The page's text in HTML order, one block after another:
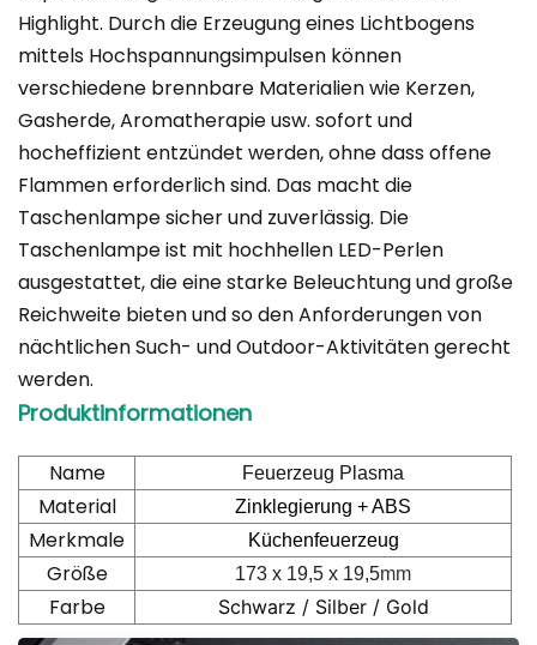
Highlight. Durch die Erzeugung eines Lichtbogens
mittels Hochspannungsimpulsen können
verschiedene brennbare Materialien wie Kerzen,
Gasherde, Aromatherapie usw. sofort und
hocheffizient entzündet werden, ohne dass offene
Flammen erforderlich sind. Das macht die
Taschenlampe sicher und zuverlässig. Die
Taschenlampe ist mit hochhellen LED-Perlen
ausgestattet, die eine starke Beleuchtung und große
Reichweite bieten und so den Anforderungen von
nächtlichen Such- und Outdoor-Aktivitäten gerecht
werden.
Produktinformationen
Name Feuerzeug Plasma
Material Zinklegierung + ABS
Merkmale Küchenfeuerzeug
Größe 173 x 19,5 x 19,5mm
Farbe Schwarz / Silber / Gold